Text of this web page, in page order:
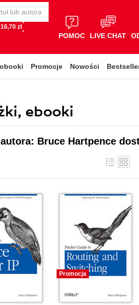
zł
POMOC LIVE CHAT
Promocje Nowości
ebooki
autora: Bruce Hartpence
Promocja